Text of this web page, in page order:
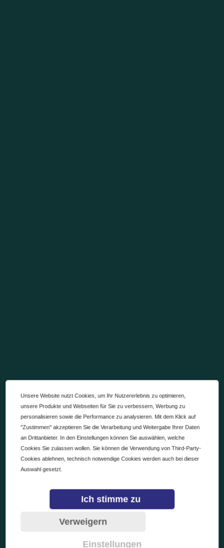
Unsere Website nutzt Cookies, um Ihr Nutzererlebnis zu optimieren,
unsere Produkte und Webseiten für Sie zu verbessern, Werbung zu
personalisieren sowie die Performance zu analysieren. Mit dem Klick auf
"Zustimmen" akzeptieren Sie die Verarbeitung und Weitergabe Ihrer Daten
an Drittanbieter. In den Einstellungen können Sie auswählen, welche
Cookies Sie zulassen wollen. Sie können die Verwendung von Third-Party-
Cookies ablehnen, technisch notwendige Cookies werden auch bei dieser
Auswahl gesetzt.
Ich stimme zu
Verweigern
Einstellungen